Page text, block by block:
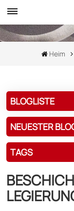
Heim
BLOGLISTE
NEUESTER
TAGS